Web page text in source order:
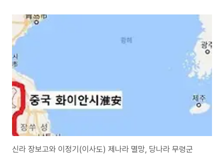
인 줄 알았다. 그러나 안록산의 반란이 사실임이 밝혀지자 당현종을 비롯한 문
무대신들 모두가 대경실색했다. 그러나 양국충만은 이미 안사의난을 예견했다
고 떠들어대며 반란군 내부에 반드시 내란이 일어나 열흘이 안 되어 안녹산이
부하에게 피살될 거라고 단언했다. 현종과 문무백관은 매우 놀란 중에도 요행
을 바랐지만, 안녹산은 예상과는 달리 단숨에..
신라 장보고와 이정기(이사도) 제나라 멸망, 당나라 무령군